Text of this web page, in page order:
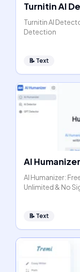
Turnitin AI
Turnitin AI
Detection
📝 Text
AI Humanizer
AI Humanizer:
Unlimited & No
📝 Text